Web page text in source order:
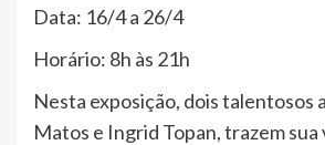
Data: 16/4 a 26/4
Horário: 8h às 21h
Nesta exposição, dois talentosos
Matos e Ingrid Topan, trazem sua